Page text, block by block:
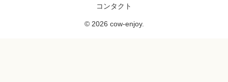
コンタクト
© 2026 cow-enjoy.